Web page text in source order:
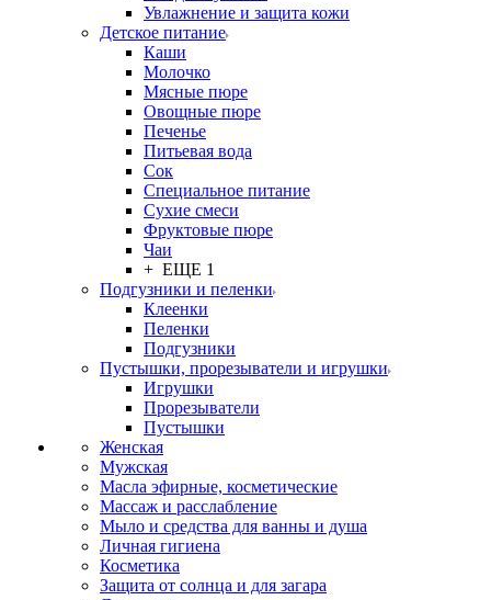
Увлажнение и защита кожи
Детское питание
Каши
Молочко
Мясные пюре
Овощные пюре
Печенье
Питьевая вода
Сок
Специальное питание
Сухие смеси
Фруктовые пюре
Чаи
+ ЕЩЕ 1
Подгузники и пеленки
Клеенки
Пеленки
Подгузники
Пустышки, прорезыватели и игрушки
Игрушки
Прорезыватели
Пустышки
Женская
Мужская
Масла эфирные, косметические
Массаж и расслабление
Мыло и средства для ванны и душа
Личная гигиена
Косметика
Защита от солнца и для загара